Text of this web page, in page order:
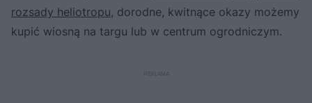
rozsady heliotropu, dorodne, kwitnące okazy możemy
kupić wiosną na targu lub w centrum ogrodniczym.